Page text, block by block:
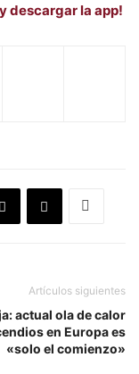
descargar la app!
Artículos siguientes
actual ola de calor
en Europa es
«solo el comienzo»